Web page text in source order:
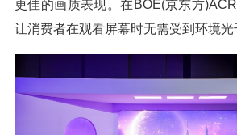
更佳的画质表现。在BOE(京东方
让消费者在观看屏幕时无需受到环境光